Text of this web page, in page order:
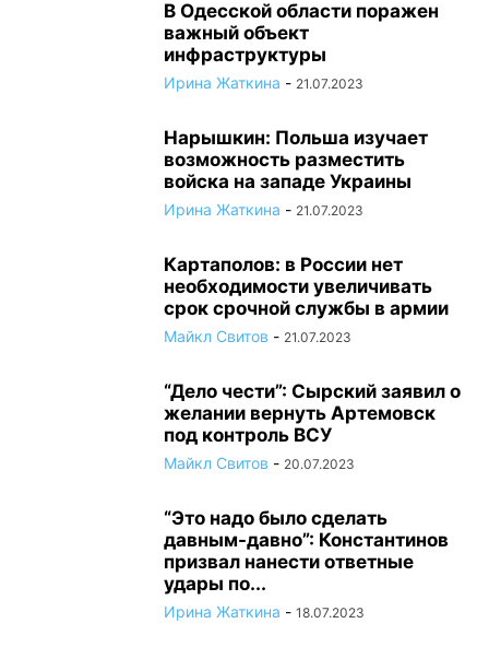
В Одесской области поражен
важный объект
инфраструктуры
Ирина Жаткина - 21.07.2023
Нарышкин: Польша изучает
возможность разместить
войска на западе Украины
Ирина Жаткина - 21.07.2023
Картаполов: в России нет
необходимости увеличивать
срок срочной службы в армии
Майкл Свитов - 21.07.2023
“Дело чести”: Сырский заявил о
желании вернуть Артемовск
под контроль ВСУ
Майкл Свитов - 20.07.2023
“Это надо было сделать
давным-давно”: Константинов
призвал нанести ответные
удары по...
Ирина Жаткина - 18.07.2023